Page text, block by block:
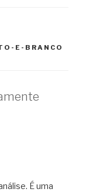
E-BRANCO
É uma